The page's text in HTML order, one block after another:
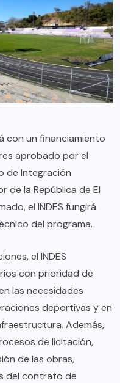
con un financiamiento
aprobado por el
de Integración
de la República de El
el INDES fungirá
del programa.
el INDES
con prioridad de
las necesidades
deportivas y en
Además,
de licitación,
de las obras,
del contrato de